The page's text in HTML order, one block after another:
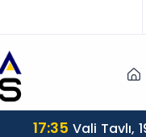
17:35 Vali Tavlı,